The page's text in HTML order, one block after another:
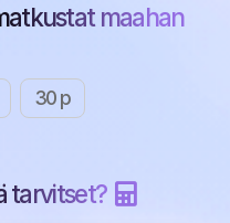
maahan
30 p
tarvitset?